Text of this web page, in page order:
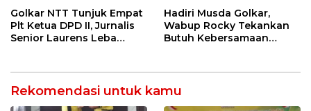
Golkar NTT Tunjuk Empat
Plt Ketua DPD II, Jurnalis
Senior Laurens Leba
Hadiri Musda Golkar,
Wabup Rocky Tekankan
Butuh Kebersamaan
Rekomendasi untuk kamu